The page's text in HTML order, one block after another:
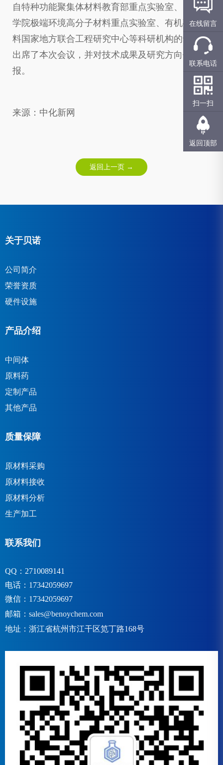
自特种功能聚集体材料教育部重点实验室、中国科
学院极端环境高分子材料重点实验室、有机硅新材
料国家地方联合工程研究中心等科研机构的专家也
出席了本次会议，并对技术成果及研究方向作出汇
报。
来源：中化新网
返回上一页 →
关于贝诺
公司简介
荣誉资质
硬件设施
产品介绍
中间体
原料药
定制产品
其他产品
质量保障
原材料采购
原材料接收
原材料分析
生产加工
联系我们
QQ：2710089141
电话：17342059697
微信：17342059697
邮箱： sales@benoychem.com
地址：浙江省杭州市江干区笕丁路168号
在线留言
联系电话
扫一扫
返回顶部